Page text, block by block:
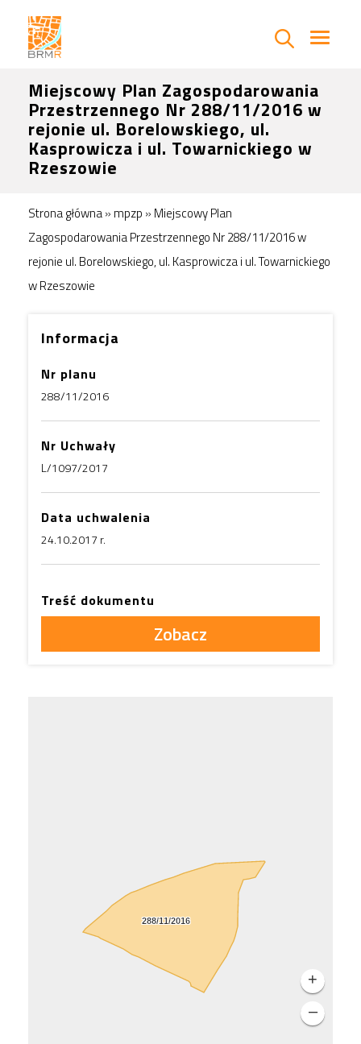
Miejscowy Plan Zagospodarowania
Przestrzennego Nr 288/11/2016 w
rejonie ul. Borelowskiego, ul.
Kasprowicza i ul. Towarnickiego w
Rzeszowie
Strona główna» mpzp » Miejscowy Plan
Zagospodarowania Przestrzennego Nr 288/11/2016 w
rejonie ul. Borelowskiego, ul. Kasprowicza i ul. Towarnickiego
w Rzeszowie
Informacja
Nr planu
288/11/2016
Nr Uchwały
L/1097/2017
Data uchwalenia
24.10.2017 r.
Treść dokumentu
Zobacz